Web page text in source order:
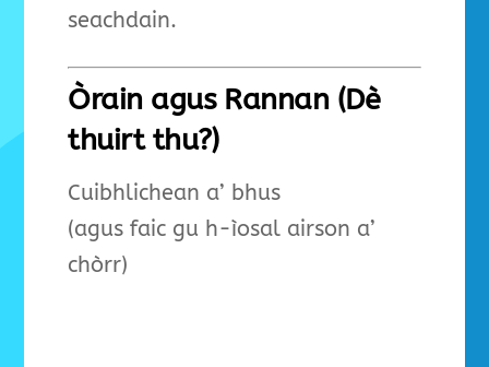
seachdain.
Òrain agus Rannan (Dè
thuirt thu?)
Cuibhlichean a’ bhus
(agus faic gu h-ìosal airson a’
chòrr)